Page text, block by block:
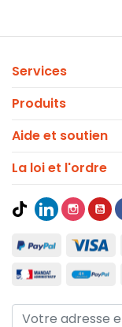
Services
Produits
Aide et soutien
La loi et l'ordre